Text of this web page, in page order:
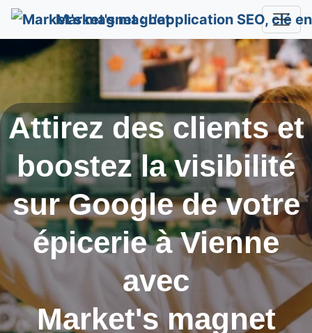
Market's magnet
Attirez des clients et
boostez la visibilité
sur Google de votre
épicerie àVienne
avec
Market's magnet